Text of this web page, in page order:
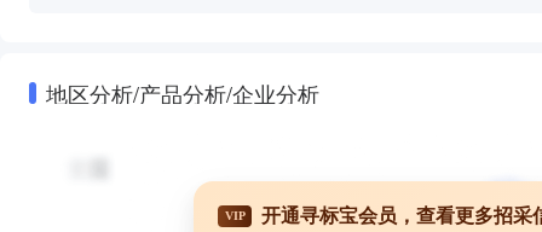
地区分析/产品分析/企业分析
VIP 开通寻标宝会员，查看更多招采